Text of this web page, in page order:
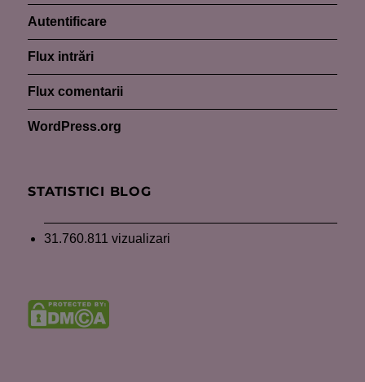
Autentificare
Flux intrări
Flux comentarii
WordPress.org
STATISTICI BLOG
31.760.811 vizualizari